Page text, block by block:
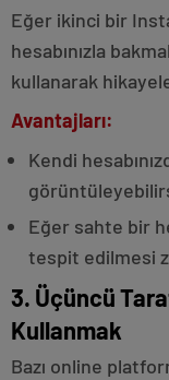
Eğer ikinci bir
hesabınızla
kullanarak
Avantajları:
Kendi
Eğer sahte bir
tespit edilmesi
3. Üçüncü
Kullanmak
Bazı online